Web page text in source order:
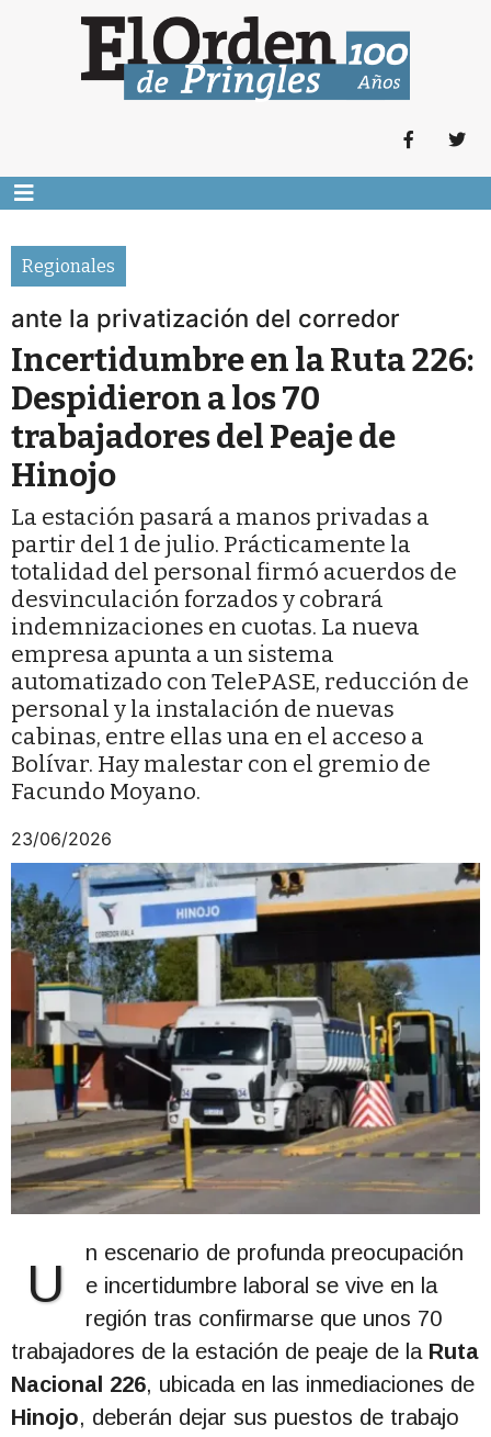
Regionales
ante la privatización del corredor
Incertidumbre en la Ruta 226:
Despidieron a los 70
trabajadores del Peaje de
Hinojo
La estación pasará a manos privadas a
partir del 1 de julio. Prácticamente la
totalidad del personal firmó acuerdos de
desvinculación forzados y cobrará
indemnizaciones en cuotas. La nueva
empresa apunta a un sistema
automatizado con TelePASE, reducción de
personal y la instalación de nuevas
cabinas, entre ellas una en el acceso a
Bolívar. Hay malestar con el gremio de
Facundo Moyano.
23/06/2026
U
n escenario de profunda preocupación
e incertidumbre laboral se vive en la
región tras confirmarse que unos 70
trabajadores de la estación de peaje de la Ruta
Nacional 226, ubicada en las inmediaciones de
Hinojo, deberán dejar sus puestos de trabajo